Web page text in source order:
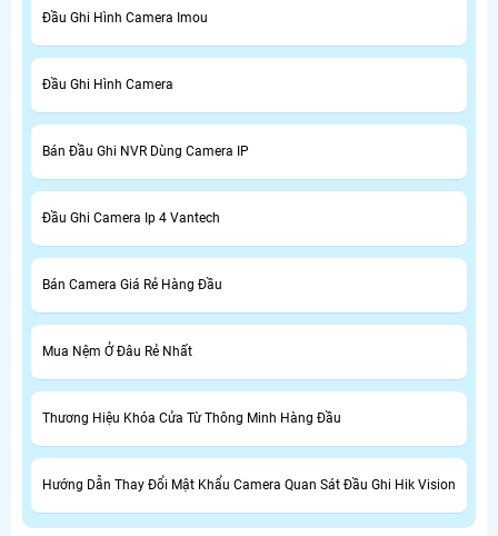
Đầu Ghi Hình Camera Imou
Đầu Ghi Hình Camera
Bán Đầu Ghi NVR Dùng Camera IP
Đầu Ghi Camera Ip 4 Vantech
Bán Camera Giá Rẻ Hàng Đầu
Mua Nệm Ở Đâu Rẻ Nhất
Thương Hiệu Khóa Cửa Từ Thông Minh Hàng Đầu
Hướng Dẫn Thay Đổi Mật Khẩu Camera Quan Sát Đầu Ghi Hik Vision